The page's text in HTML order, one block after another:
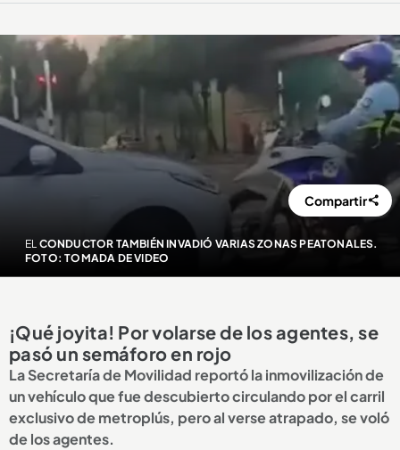
EL CONDUCTOR TAMBIÉN INVADIÓ VARIAS ZONAS PEATONALES.
FOTO: TOMADA DE VIDEO
Compartir
¡Qué joyita! Por volarse de los agentes, se
pasó un semáforo en rojo
La Secretaría de Movilidad reportó la inmovilización de
un vehículo que fue descubierto circulando por el carril
exclusivo de metroplús, pero al verse atrapado, se voló
de los agentes.